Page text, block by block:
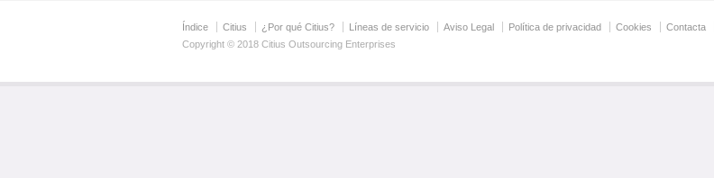
Índice Citius ¿Por qué Citius? Líneas de servicio Aviso Legal Política de privacidad Cookies Contacta
Copyright © 2018 Citius Outsourcing Enterprises